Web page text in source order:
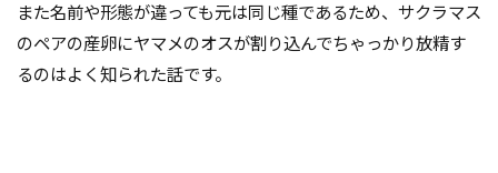
また名前や形態が違っても元は同じ種であるため、サクラマス
のペアの産卵にヤマメのオスが割り込んでちゃっかり放精す
るのはよく知られた話です。